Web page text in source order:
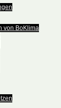
von BoKlima